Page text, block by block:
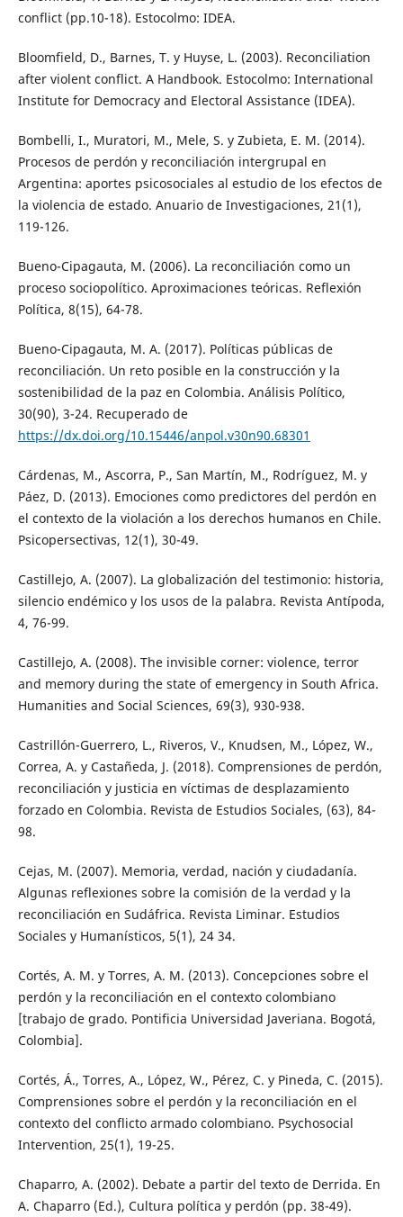
conflict (pp.10-18). Estocolmo: IDEA.
Bloomfield, D., Barnes, T. y Huyse, L. (2003). Reconciliation
after violent conflict. A Handbook. Estocolmo: International
Institute for Democracy and Electoral Assistance (IDEA).
Bombelli, I., Muratori, M., Mele, S. y Zubieta, E. M. (2014).
Procesos de perdón y reconciliación intergrupal en
Argentina: aportes psicosociales al estudio de los efectos de
la violencia de estado. Anuario de Investigaciones, 21(1),
119-126.
Bueno-Cipagauta, M. (2006). La reconciliación como un
proceso sociopolítico. Aproximaciones teóricas. Reflexión
Política, 8(15), 64-78.
Bueno-Cipagauta, M. A. (2017). Políticas públicas de
reconciliación. Un reto posible en la construcción y la
sostenibilidad de la paz en Colombia. Análisis Político,
30(90), 3-24. Recuperado de
https://dx.doi.org/10.15446/anpol.v30n90.68301
Cárdenas, M., Ascorra, P., San Martín, M., Rodríguez, M. y
Páez, D. (2013). Emociones como predictores del perdón en
el contexto de la violación a los derechos humanos en Chile.
Psicopersectivas, 12(1), 30-49.
Castillejo, A. (2007). La globalización del testimonio: historia,
silencio endémico y los usos de la palabra. Revista Antípoda,
4, 76-99.
Castillejo, A. (2008). The invisible corner: violence, terror
and memory during the state of emergency in South Africa.
Humanities and Social Sciences, 69(3), 930-938.
Castrillón-Guerrero, L., Riveros, V., Knudsen, M., López, W.,
Correa, A. y Castañeda, J. (2018). Comprensiones de perdón,
reconciliación y justicia en víctimas de desplazamiento
forzado en Colombia. Revista de Estudios Sociales, (63), 84-
98.
Cejas, M. (2007). Memoria, verdad, nación y ciudadanía.
Algunas reflexiones sobre la comisión de la verdad y la
reconciliación en Sudáfrica. Revista Liminar. Estudios
Sociales y Humanísticos, 5(1), 24 34.
Cortés, A. M. y Torres, A. M. (2013). Concepciones sobre el
perdón y la reconciliación en el contexto colombiano
[trabajo de grado. Pontificia Universidad Javeriana. Bogotá,
Colombia].
Cortés, Á., Torres, A., López, W., Pérez, C. y Pineda, C. (2015).
Comprensiones sobre el perdón y la reconciliación en el
contexto del conflicto armado colombiano. Psychosocial
Intervention, 25(1), 19-25.
Chaparro, A. (2002). Debate a partir del texto de Derrida. En
A. Chaparro (Ed.), Cultura política y perdón (pp. 38-49).